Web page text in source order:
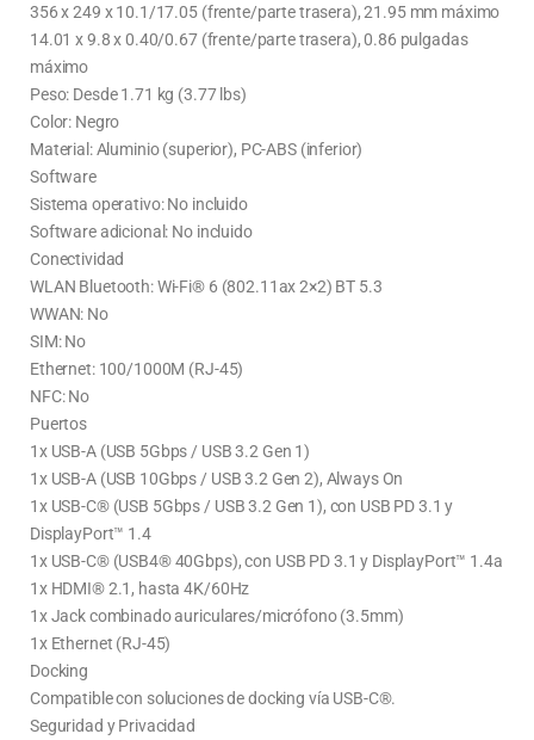
356 x 249 x 10.1/17.05 (frente/parte trasera), 21.95 mm máximo
14.01 x 9.8 x 0.40/0.67 (frente/parte trasera), 0.86 pulgadas
máximo
Peso: Desde 1.71 kg (3.77 lbs)
Color: Negro
Material: Aluminio (superior), PC-ABS (inferior)
Software
Sistema operativo: No incluido
Software adicional: No incluido
Conectividad
WLAN Bluetooth: Wi-Fi® 6 (802.11ax 2×2) BT 5.3
WWAN: No
SIM: No
Ethernet: 100/1000M (RJ-45)
NFC: No
Puertos
1x USB-A (USB 5Gbps / USB 3.2 Gen 1)
1x USB-A (USB 10Gbps / USB 3.2 Gen 2), Always On
1x USB-C® (USB 5Gbps / USB 3.2 Gen 1), con USB PD 3.1 y
DisplayPort™ 1.4
1x USB-C® (USB4® 40Gbps), con USB PD 3.1 y DisplayPort™ 1.4a
1x HDMI® 2.1, hasta 4K/60Hz
1x Jack combinado auriculares/micrófono (3.5mm)
1x Ethernet (RJ-45)
Docking
Compatible con soluciones de docking vía USB-C®.
Seguridad y Privacidad